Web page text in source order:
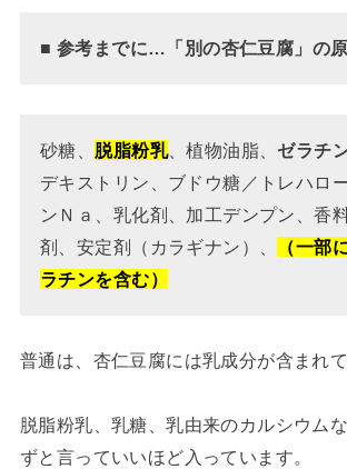
■ 参考までに…「別の杏仁豆腐」の
砂糖、 脱脂粉乳、植物油脂、 ゼラチ
デキストリン、ブドウ糖／トレハロ
ンＮａ、乳化剤、加工デンプン、香
剤、安定剤（カラギナン）、
（一部
ラチンを含む）
普通は、杏仁豆腐には乳成分が含まれて
脱脂粉乳、乳糖、乳由来のカルシウム
ずと言っていいほど入っています。